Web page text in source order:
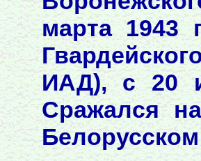
марта 1943
ИАД), с 20
Сражался